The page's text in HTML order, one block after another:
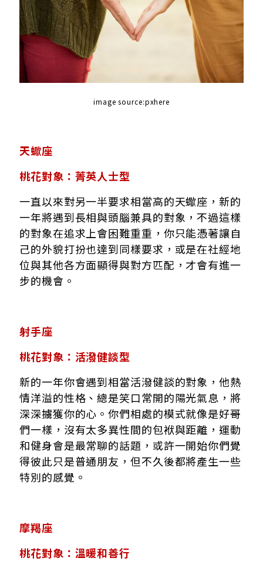
image source:pxhere
天蠍座
桃花對象：菁英人士型
一直以來對另一半要求相當高的天蠍座，新的
一年將遇到長相與頭腦兼具的對象，不過這樣
的對象在追求上會困難重重，你只能憑著讓自
己的外貌打扮也達到同樣要求，或是在社經地
位與其他各方面顯得與對方匹配，才會有進一
步的機會。
射手座
桃花對象：活潑健談型
新的一年你會遇到相當活潑健談的對象，他熱
情洋溢的性格、總是笑口常開的陽光氣息，將
深深擄獲你的心。你們相處的模式就像是好哥
們一樣，沒有太多異性間的包袱與距離，運動
和健身會是最常聊的話題，或許一開始你們覺
得彼此只是普通朋友，但不久後都將產生一些
特別的感覺。
摩羯座
桃花對象：溫暖和善行